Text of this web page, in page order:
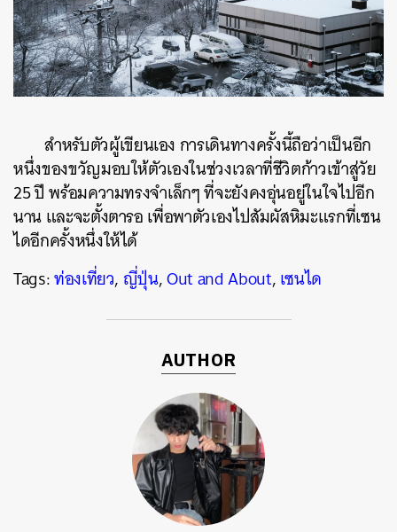
สำหรับตัวผู้เขียนเอง การเดินทางครั้งนี้ถือว่าเป็นอีก
หนึ่งของขวัญมอบให้ตัวเองในช่วงเวลาที่ชีวิตก้าวเข้าสู่วัย
25 ปี พร้อมความทรงจำเล็กๆ ที่จะยังคงอุ่นอยู่ในใจไปอีก
นาน และจะตั้งตารอ เพื่อพาตัวเองไปสัมผัสหิมะแรกที่เซน
ไดอีกครั้งหนึ่งให้ได้
Tags:ท่องเที่ยว, ญี่ปุ่น,Out and About,เซนได
AUTHOR